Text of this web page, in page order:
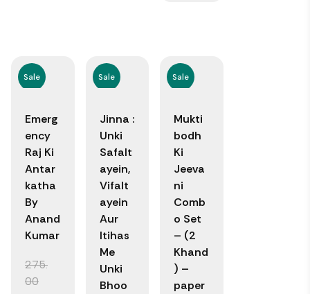
Sale
Emerg
ency
Raj Ki
Antar
katha
By
Anand
Kumar
275.
00
Sale
Jinna :
Unki
Safalt
ayein,
Vifalt
ayein
Aur
Itihas
Me
Unki
Bhoo
Sale
Mukti
bodh
Ki
Jeeva
ni
Comb
o Set
– (2
Khand
) –
paper